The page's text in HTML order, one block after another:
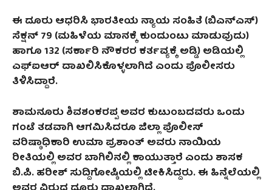
ಈ ದೂರು ಆಧರಿಸಿ ಭಾರತೀಯ ನ್ಯಾಯ ಸಂಹಿತೆ (ಬಿಎನ್‌ಎಸ್)
ಸೆಕ್ಷನ್79 (ಮಹಿಳೆಯ ಮಾನಕ್ಕೆ ಕುಂದುಂಟು ಮಾಡುವುದು)
ಹಾಗೂ132 (ಸರ್ಕಾರಿ ನೌಕರರ ಕರ್ತವ್ಯಕ್ಕೆ ಅಡ್ಡಿ) ಅಡಿಯಲ್ಲಿ
ಎಫ್‌ಐಆ‌ರ್ ದಾಖಲಿಸಿಕೊಳ್ಳಲಾಗಿದೆ ಎಂದು ಪೊಲೀಸರು
ತಿಳಿಸಿದ್ದಾರೆ.
ಶಾಮನೂರುಶಿವಶಂಕರಪ್ಪ ಅವರ ಕುಟುಂಬದವರು ಒಂದು
ಗಂಟೆ ತಡವಾಗಿ ಆಗಮಿಸಿದರೂ ಜಿಲ್ಲಾ ಪೊಲೀಸ್
ವರಿಷ್ಠಾಧಿಕಾರಿ ಉಮಾ ಪ್ರಶಾಂತ್ ಅವರು ನಾಯಿಯ
ರೀತಿಯಲ್ಲಿ ಅವರ ಬಾಗಿಲಿನಲ್ಲಿ ಕಾಯುತ್ತಾರೆ ಎಂದು ಶಾಸಕ
ಬಿ.ಪಿ. ಹರೀಶ್ ಸುದ್ದಿಗೋಷ್ಠಿಯಲ್ಲಿ ಟೀಕಿಸಿದ್ದರು.ಈ ಹಿನ್ನೆಲೆಯಲ್ಲಿ